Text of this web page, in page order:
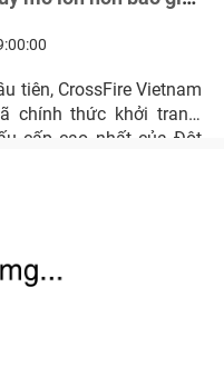
tiên, CrossFire Vietnam
chính thức khởi tranh,
cấp cao nhất của Đột